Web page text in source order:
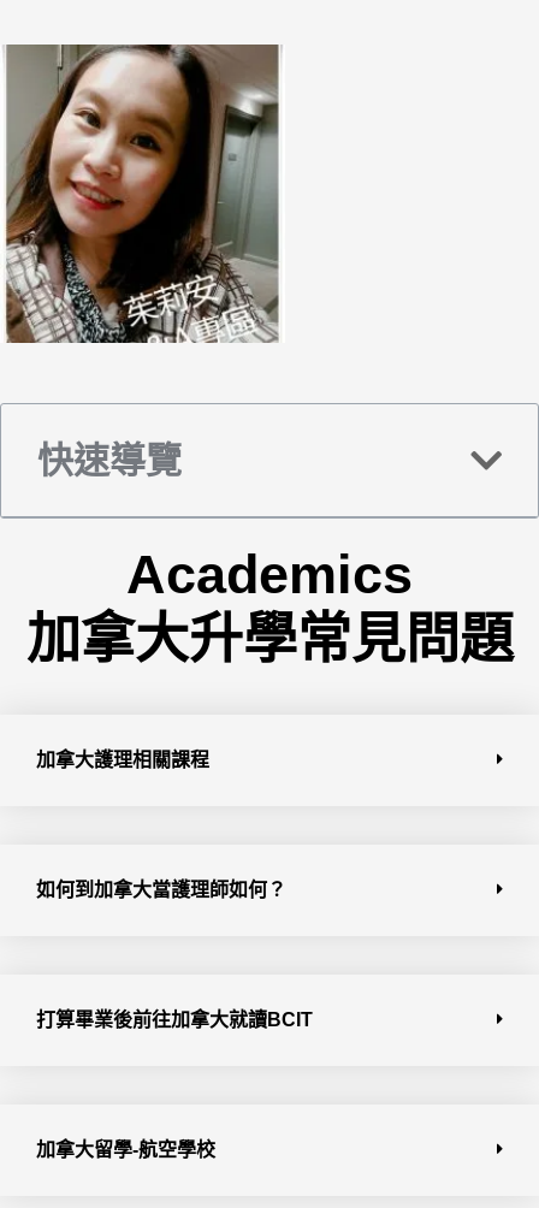
快速導覽
Academics
加拿大升學常見問題
加拿大護理相關課程
如何到加拿大當護理師如何？
打算畢業後前往加拿大就讀BCIT